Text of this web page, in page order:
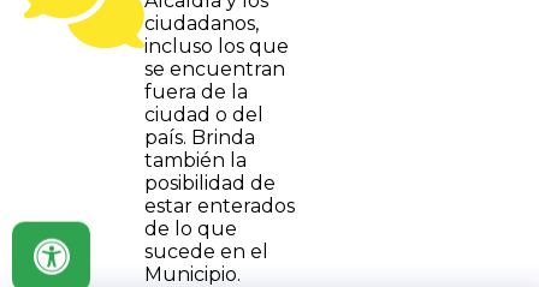
ciudadanos,
incluso los que
se encuentran
fuera de la
ciudad o del
país. Brinda
también la
posibilidad de
estar enterados
de lo que
sucede en el
Municipio.